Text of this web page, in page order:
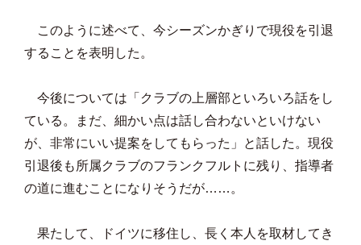
このように述べて、今シーズンかぎりで現役を引退
することを表明した。
今後については「クラブの上層部といろいろ話をし
ている。まだ、細かい点は話し合わないといけない
が、非常にいい提案をしてもらった」と話した。現役
引退後も所属クラブのフランクフルトに残り、指導者
の道に進むことになりそうだが……。
果たして、ドイツに移住し、長く本人を取材してき